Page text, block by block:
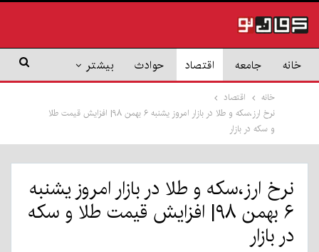
خانه جامعه اقتصاد حوادث بیشتر
خانه
اقتصاد
نرخ ارز،سکه و طلا در بازار امروز یشنبه ۶ بهمن ۹۸| افزایش قیمت طلا
و سکه در بازار
نرخ ارز،سکه و طلا در بازار امروز یشنبه
۶ بهمن ۹۸| افزایش قیمت طلا و سکه
در بازار